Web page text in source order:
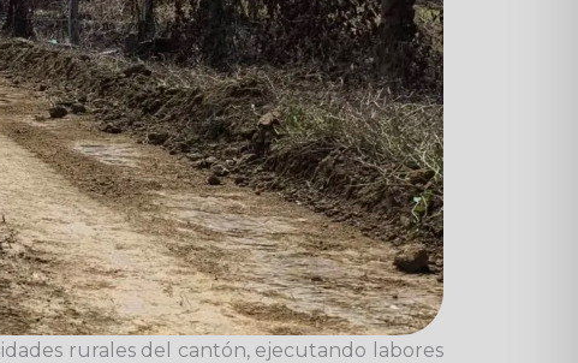
rurales del cantón, ejecutando labores